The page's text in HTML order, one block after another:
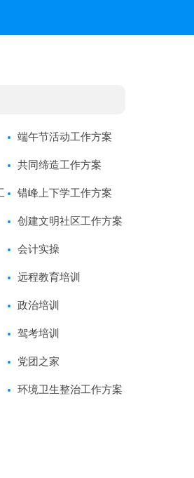
端午节活动工作方案
共同缔造工作方案
错峰上下学工作方案
创建文明社区工作方案
会计实操
远程教育培训
政治培训
驾考培训
党团之家
环境卫生整治工作方案